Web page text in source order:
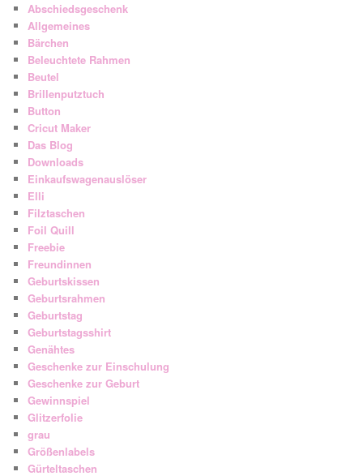
Abschiedsgeschenk
Allgemeines
Bärchen
Beleuchtete Rahmen
Beutel
Brillenputztuch
Button
Cricut Maker
Das Blog
Downloads
Einkaufswagenauslöser
Elli
Filztaschen
Foil Quill
Freebie
Freundinnen
Geburtskissen
Geburtsrahmen
Geburtstag
Geburtstagsshirt
Genähtes
Geschenke zur Einschulung
Geschenke zur Geburt
Gewinnspiel
Glitzerfolie
grau
Größenlabels
Gürteltaschen